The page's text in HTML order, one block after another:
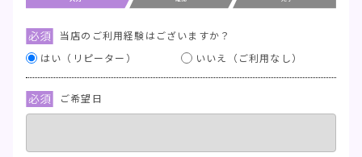
当店のご利用経験はございますか？
はい（リピーター）
いいえ（ご利用なし）
ご希望日